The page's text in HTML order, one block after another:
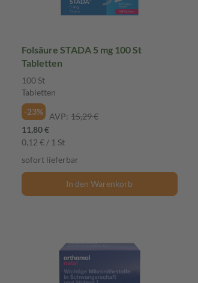
Folsäure STADA 5 mg 100 St
Tabletten
100 St
Tabletten
-23%
AVP: 15,29 €
11,80 €
0,12 € / 1 St
sofort lieferbar
In den Warenkorb